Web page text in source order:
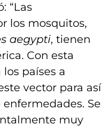
“Las
los mosquitos,
aegypti, tienen
Con esta
países a
vector para así
Se
muy